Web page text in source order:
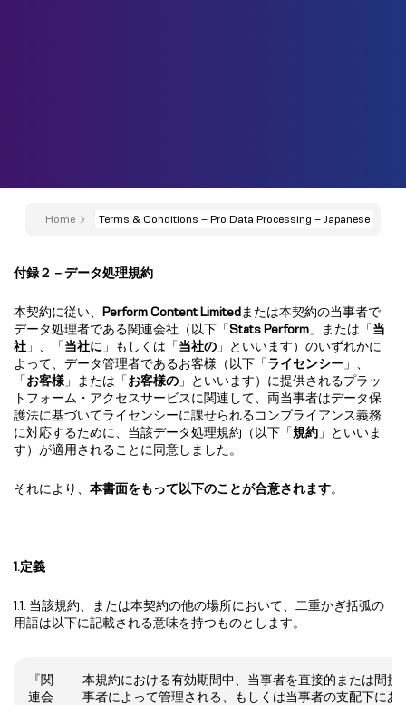
Home Terms & Conditions – Pro Data Processing – Japanese
付録２ －データ処理規約
本契約に従い、 Perform Content Limitedまたは本契約の当事者で
データ処理者である関連会社（以下「Stats Perform 」または「当
社 」、「当社に 」もしくは「当社の 」といいます）のいずれかに
よって、データ管理者であるお客様（以下「ライセンシー 」、
「お客様 」または「お客様の 」といいます）に提供されるプラッ
トフォーム・アクセスサービスに関連して、両当事者はデータ保
護法に基づいてライセンシーに課せられるコンプライアンス義務
に対応するために、当該データ処理規約（以下「規約 」といいま
す）が適用されることに同意しました。
それにより、 本書面をもって以下のことが合意されます。
1.定義
1.1. 当該規約、または本契約の他の場所において、二重かぎ括弧の
用語は以下に記載される意味を持つものとします。
『関
連会
本規約における有効期間中、当事者を直接的または間接
事者によって管理される、もしくは当事者の支配下にあ